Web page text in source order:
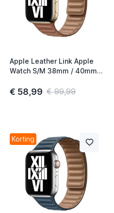
Apple Leather Link Apple
Watch S/M 38mm / 40mm /
Brown
€ 58,99 € 99,99
Korting